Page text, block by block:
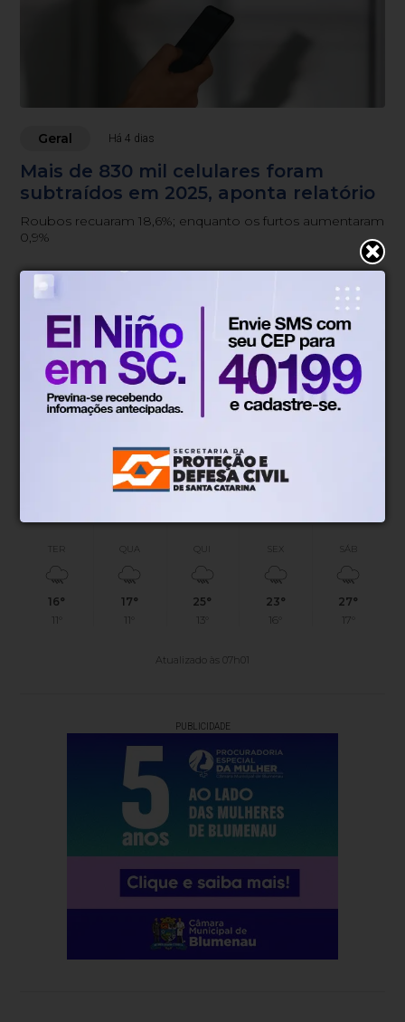
Geral Há 4 dias
Mais de 830 mil celulares foram
subtraídos em 2025, aponta relatório
Roubos recuaram 18,6%; enquanto os furtos aumentaram
0,9%
12°
Tempo nublado
11° Máx.14°
12° 0.22km/h 100%
(0.28mm)
06h50
TER
16°
11°
QUA
17°
11°
25°
13°
SEX
23°
16°
SÁB
27°
17°
Atualizado às 07h01
PUBLICIDADE